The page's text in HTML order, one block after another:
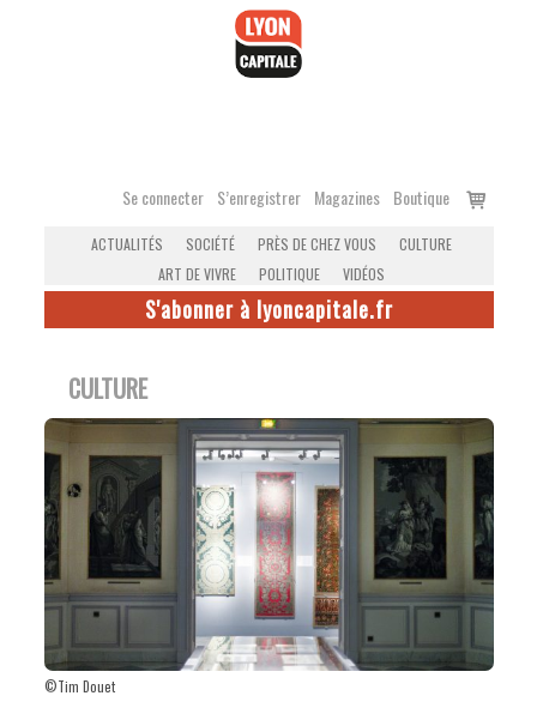
Se connecter S’enregistrer Magazines Boutique
Voir
ACTUALITÉS SOCIÉTÉ PRÈS DE CHEZ VOUS
CULTURE
ART DE VIVRE
POLITIQUE VIDÉOS
S'abonner à lyoncapitale.fr
CULTURE
©Tim Douet